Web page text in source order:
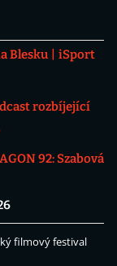
Blesku
iSport
rozbíjející
92: Szabová
filmový festival